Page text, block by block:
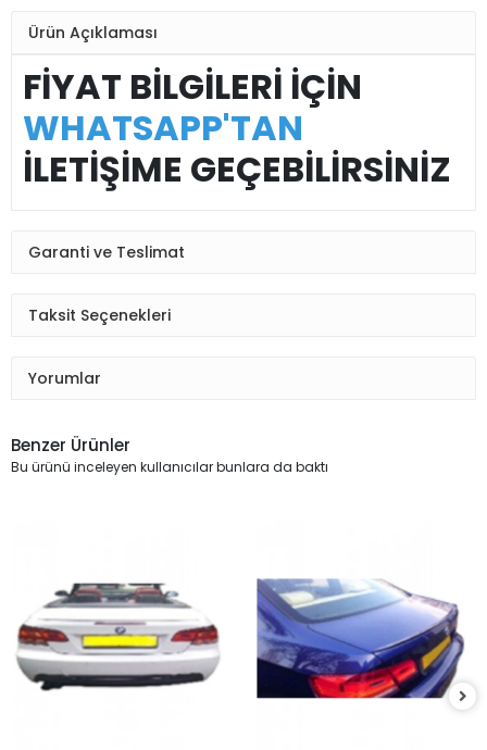
Ürün Açıklaması
FİYAT BİLGİLERİ İÇİN
WHATSAPP'TAN
İLETİŞİME GEÇEBİLİRSİNİZ
Garanti ve Teslimat
Taksit Seçenekleri
Yorumlar
Benzer Ürünler
Bu ürünü inceleyen kullanıcılar bunlara da baktı